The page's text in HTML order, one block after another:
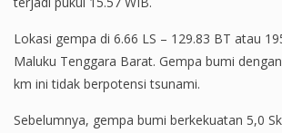
Lokasi gempa di 6.66 LS – 129.83 BT atau
Maluku Tenggara Barat. Gempa bumi
km ini tidak berpotensi tsunami.
Sebelumnya, gempa bumi berkekuatan 5,0